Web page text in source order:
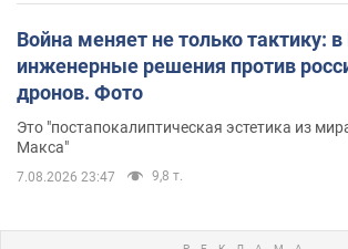
Война меняет не только тактику:
инженерные решения против
дронов. Фото
Это "постапокалиптическая эстетика из
Макса"
7.08.2026 23:47 9,8 т.